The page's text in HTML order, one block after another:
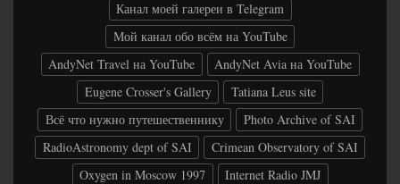
Канал моей галереи в Telegram
Мой канал обо всём на YouTube
AndyNet Travel на YouTube
AndyNet Avia на YouTube
Eugene Crosser's Gallery
Tatiana Leus site
Всё что нужно путешественнику
Photo Archive of SAI
RadioAstronomy dept of SAI
Crimean Observatory of SAI
Oxygen in Moscow 1997
Internet Radio JMJ